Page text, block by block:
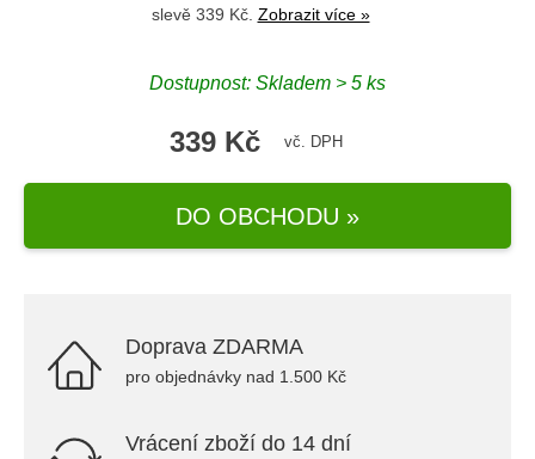
slevě 339 Kč. Zobrazit více »
Dostupnost: Skladem > 5 ks
339 Kč vč. DPH
DO OBCHODU »
Doprava ZDARMA
pro objednávky nad 1.500 Kč
Vrácení zboží do 14 dní